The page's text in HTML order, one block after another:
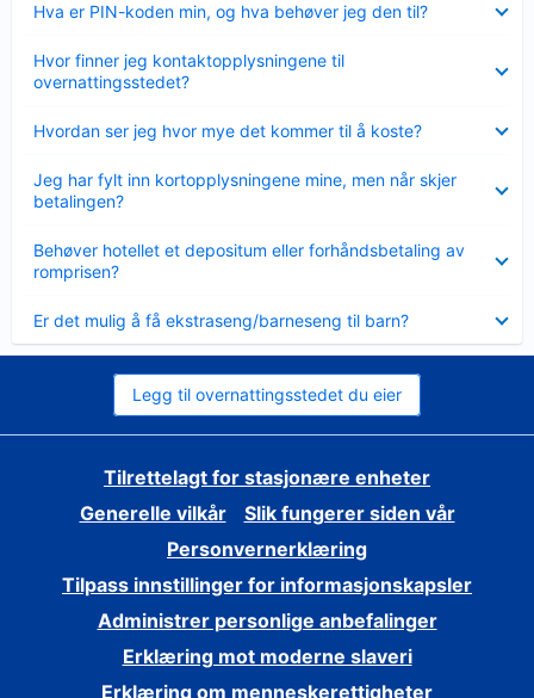
Hva er PIN-koden min, og hva behøver jeg den til?
mindre
Hvor finner jeg kontaktopplysningene til
overnattingsstedet?
mindre
Hvordan ser jeg hvor mye det kommer til å koste?
mindre
Jeg har fylt inn kortopplysningene mine, men når skjer
betalingen?
mindre
Behøver hotellet et depositum eller forhåndsbetaling av
romprisen?
mindre
Er det mulig å få ekstraseng/barneseng til barn?
mindre
Legg til overnattingsstedet du eier
Tilrettelagt for stasjonære enheter
Generelle vilkår
Slik fungerer siden vår
Personvernerklæring
Tilpass innstillinger for informasjonskapsler
Administrer personlige anbefalinger
Erklæring mot moderne slaveri
Erklæring om menneskerettigheter